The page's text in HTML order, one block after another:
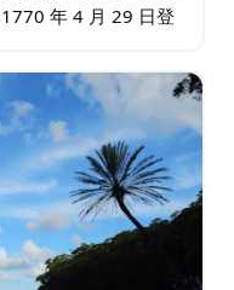
年 4 月 29 日登